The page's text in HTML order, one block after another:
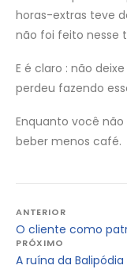
horas-extras teve
não foi feito nesse
E é claro : não
perdeu fazendo
Enquanto você
beber menos café.
Navegação
de
Post
ANTERIOR
O cliente como
PRÓXIMO
A ruína da Balipódia